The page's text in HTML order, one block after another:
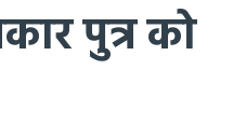
पुत्र को